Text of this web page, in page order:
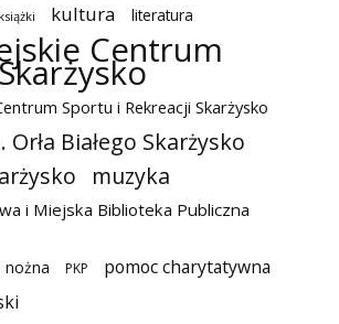
książki kultura literatura
Centrum
Sportu i Rekreacji Skarżysko
Białego Skarżysko
muzyka
i Miejska Biblioteka Publiczna
nożna PKP
pomoc charytatywna